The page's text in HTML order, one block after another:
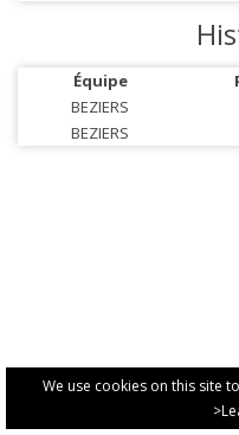
We use cookies on this site
Équipe
BEZIERS
BEZIERS